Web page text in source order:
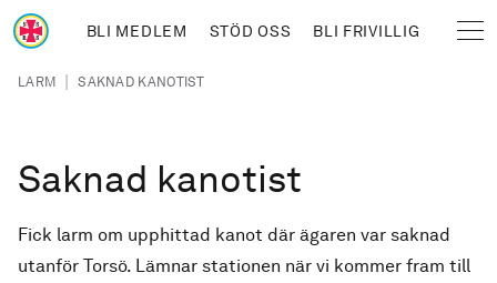
Hoppa till huvudinnehåll
BLI MEDLEM STÖD OSS BLI FRIVILLIG
Länkstig
LARM | SAKNAD KANOTIST
Saknad kanotist
Fick larm om upphittad kanot där ägaren var saknad
utanför Torsö. Lämnar stationen när vi kommer fram till